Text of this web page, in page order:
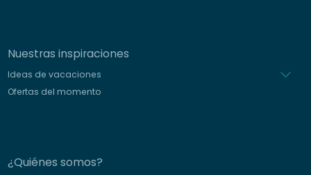
Nuestras inspiraciones
Ideas de vacaciones
Ofertas del momento
¿Quiénes somos?